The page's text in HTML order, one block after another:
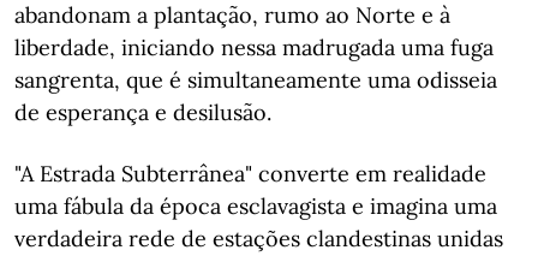
abandonam a plantação, rumo ao Norte e à
liberdade, iniciando nessa madrugada uma fuga
sangrenta, que é simultaneamente uma odisseia
de esperança e desilusão.
"A Estrada Subterrânea" converte em realidade
uma fábula da época esclavagista e imagina uma
verdadeira rede de estações clandestinas unidas